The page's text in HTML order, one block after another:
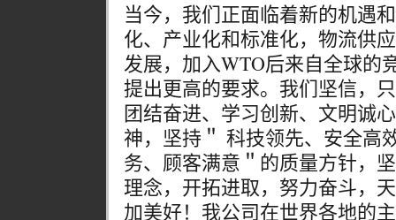
当今，我们正面临着新的机遇
化、产业化和标准化，物流供
发展，加入WTO后来自全球的
提出更高的要求。我们坚信，
团结奋进、学习创新、文明诚
神，坚持＂ 科技领先、安全高
务、顾客满意＂的质量方针，
理念，开拓进取，努力奋斗，
加美好！我公司在世界各地的